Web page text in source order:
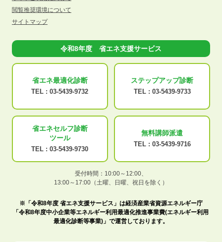
閲覧推奨環境について
サイトマップ
令和8年度 省エネ支援サービス
省エネ最適化診断
TEL : 03-5439-9732
ステップアップ診断
TEL : 03-5439-9733
省エネセルフ診断
ツール
TEL : 03-5439-9730
無料講師派遣
TEL : 03-5439-9716
受付時間：10:00～12:00、
13:00～17:00（土曜、日曜、祝日を除く）
※「令和8年度 省エネ支援サービス」は経済産業省資源エネルギー庁
「令和8年度中小企業等エネルギー利用最適化推進事業費(エネルギー利用
最適化診断等事業)」で運営しております。